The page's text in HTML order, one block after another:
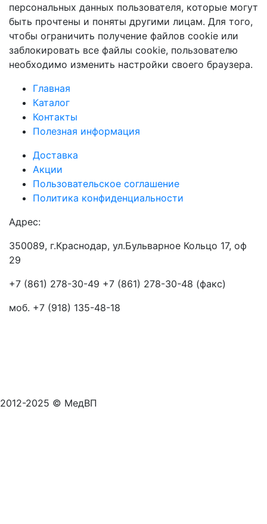
персональных данных пользователя, которые могут
быть прочтены и поняты другими лицам. Для того,
чтобы ограничить получение файлов cookie или
заблокировать все файлы cookie, пользователю
необходимо изменить настройки своего браузера.
Главная
Каталог
Контакты
Полезная информация
Доставка
Акции
Пользовательское соглашение
Политика конфиденциальности
Адрес:
350089, г.Краснодар, ул.Бульварное Кольцо 17, оф
29
+7 (861) 278-30-49 +7 (861) 278-30-48 (факс)
моб. +7 (918) 135-48-18
2012-2025 © МедВП